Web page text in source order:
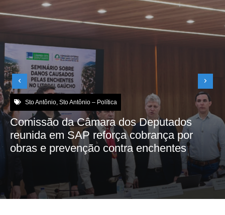
Sto Antônio Sto Antônio – Política
Comissão da Câmara dos Deputados
reunida em SAP reforça cobrança por
obras e prevenção contra enchentes